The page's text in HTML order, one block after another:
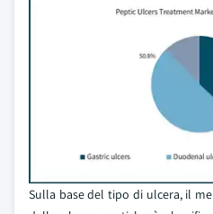
Sulla base del tipo di ulcera, il